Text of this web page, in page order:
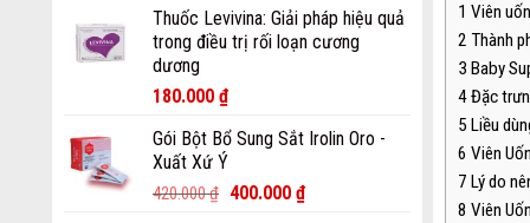
Thuốc Levivina: Giải pháp hiệu quả
trong điều trị rối loạn cương
dương
180.000 ₫
Gói Bột Bổ Sung Sắt Irolin Oro -
Xuất Xứ Ý
420.000₫ 400.000 ₫
1 Viên
2 Thành
3 Baby
4Đặc
5 Liều
6 Viên
7 Lý do
8 Viên